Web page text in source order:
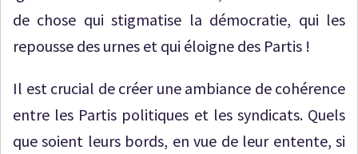
de chose qui stigmatise la démocratie, qui les
repousse des urnes et qui éloigne des Partis !
Il est crucial de créer une ambiance de cohérence
entre les Partis politiques et les syndicats. Quels
que soient leurs bords, en vue de leur entente, si